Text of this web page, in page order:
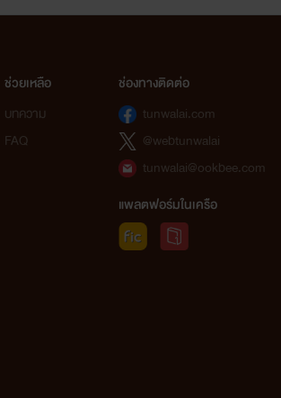
ช่วยเหลือ
บทความ
FAQ
ช่องทางติดต่อ
tunwalai.com
@webtunwalai
tunwalai@ookbee.com
แพลตฟอร์มในเครือ